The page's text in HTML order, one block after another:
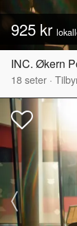
925 kr
INC. Økern
18seter ·